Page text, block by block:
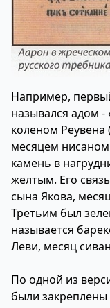
Например,
назывался адом -
коленом
месяцем
камень в
желтым. Его
сына Якова,
Третьим был
называется
Леви, месяц
По одной из
были закреплены